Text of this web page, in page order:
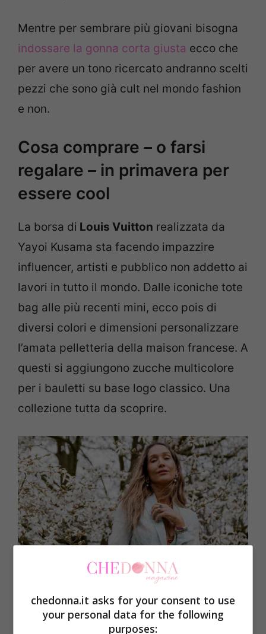
Mentre per sembrare più giovani bisogna
indossare la gonna corta giusta ecco che
per avere un tono ricercato andranno scelti
pezzi che sono già cult nel mondo fashion
e non.
Cosa comprare – o farsi
regalare – in primavera per
essere cool
La borsa di Louis Vuitton realizzata da
Yayoi Kusama sta facendo impazzire
influencer, artisti e pubblico non addetto ai
lavori in tutto il mondo. Dalle iconiche tote
bag alle più recenti mini, ecco pois di
diversi colori e dimensioni personalizzare
l’amata pelletteria della maison francese. A
questi si aggiungono zucche multicolore
per i bauletti su base logo classico. Una
collezione tutta da scoprire.
chedonna.it asks for your consent to use
your personal data for the following
purposes: